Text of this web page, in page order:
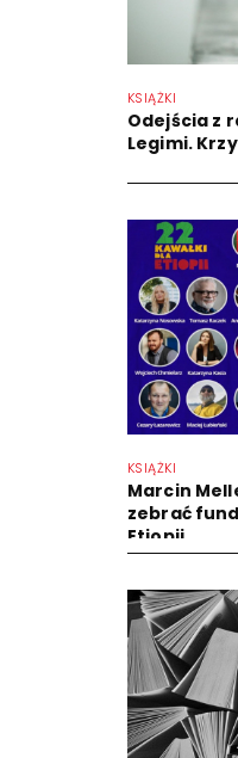
KSIĄŻKI
Odejścia z
Legimi.
KSIĄŻKI
Marcin
zebrać
Etiopii